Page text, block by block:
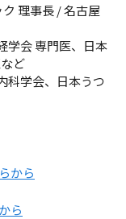
理事長 / 名古屋
学会 専門医、日本
ど
科学会、日本うつ
から
ら